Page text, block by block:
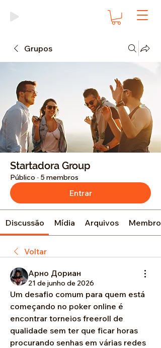
Grupos
Startadora Group
Público · 5 membros
Entrar
Discussão Mídia Arquivos Membros
Voltar
Арно Дориан
21 de junho de 2026
Um desafio comum para quem está
começando no poker online é
encontrar torneios freeroll de
qualidade sem ter que ficar horas
procurando senhas em várias redes